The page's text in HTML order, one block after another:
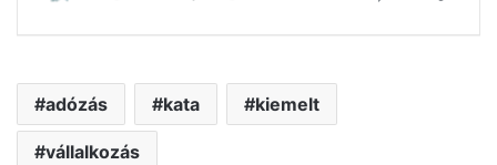
adózás kata kiemelt
vállalkozás